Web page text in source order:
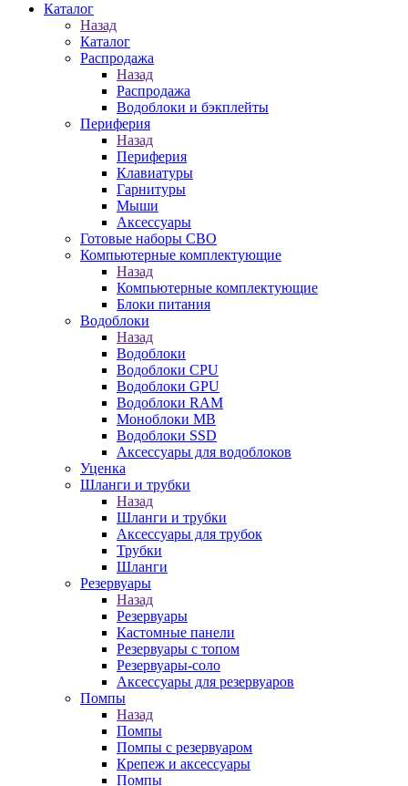
Каталог
Назад
Каталог
Распродажа
Назад
Распродажа
Водоблоки и бэкплейты
Периферия
Назад
Периферия
Клавиатуры
Гарнитуры
Мыши
Аксессуары
Готовые наборы СВО
Компьютерные комплектующие
Назад
Компьютерные комплектующие
Блоки питания
Водоблоки
Назад
Водоблоки
Водоблоки CPU
Водоблоки GPU
Водоблоки RAM
Моноблоки MB
Водоблоки SSD
Аксессуары для водоблоков
Уценка
Шланги и трубки
Назад
Шланги и трубки
Аксессуары для трубок
Трубки
Шланги
Резервуары
Назад
Резервуары
Кастомные панели
Резервуары с топом
Резервуары-соло
Аксессуары для резервуаров
Помпы
Назад
Помпы
Помпы с резервуаром
Крепеж и аксессуары
Помпы